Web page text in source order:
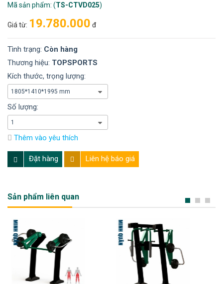
Mã sản phẩm: (TS-CTVD025)
Giá từ: 19.780.000 đ
Tình trạng: Còn hàng
Thương hiệu: TOPSPORTS
Kích thước, trọng lượng:
Số lượng:
Thêm vào yêu thích
Đặt hàng Liên hệ báo giá
Sản phẩm liên quan